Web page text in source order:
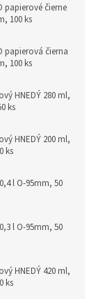
papierové čierne
100 ks
papierová čierna
100 ks
HNEDÝ 280 ml,
ks
HNEDÝ 200 ml,
ks
l O-95mm, 50
l O-95mm, 50
HNEDÝ 420 ml,
ks